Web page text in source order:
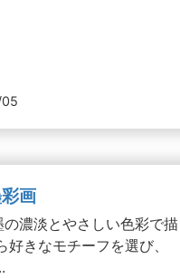
画
濃淡とやさしい色彩で描
きなモチーフを選び、